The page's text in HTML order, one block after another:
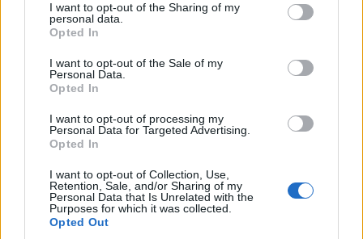
I want to opt-out of the Sharing of my
personal data.
Opted In
I want to opt-out of the Sale of my
Personal Data.
Opted In
I want to opt-out of processing my
Personal Data for Targeted Advertising.
Opted In
I want to opt-out of Collection, Use,
Retention, Sale, and/or Sharing of my
Personal Data that Is Unrelated with the
Purposes for which it was collected.
Opted Out
NEWSROOM/27 Σεπ 2020